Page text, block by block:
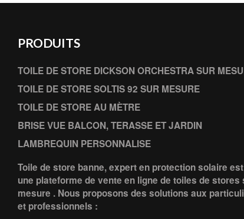
PRODUITS
TOILE DE STORE DICKSON ORCHESTRA SUR
TOILE DE STORE SOLTIS 92 SUR MESURE
TOILE DE STORE AU MÈTRE
BRISE VUE BALCON, TERASSE ET JARDIN
LAMBREQUIN PERSONNALISE
Toile de store banne, expert en protection solaire est
une plateforme de vente en ligne de toiles de stores
mesure . Nous proposons des solutions aux
et professionnels :